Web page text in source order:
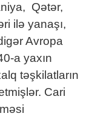
Qətər,
ilə yanaşı,
Avropa
a yaxın
təşkilatların
Cari